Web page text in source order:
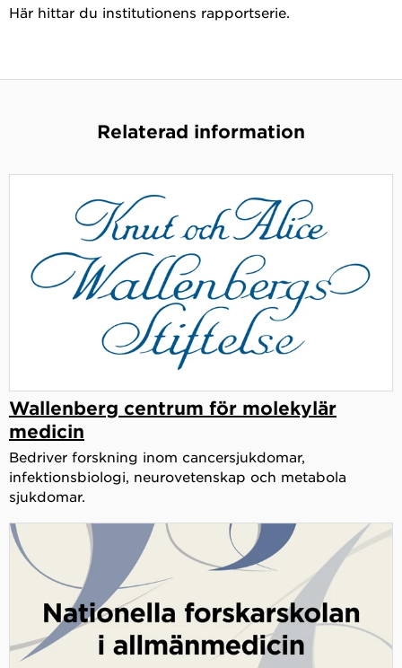
Här hittar du institutionens rapportserie.
Relaterad information
Wallenberg centrum för molekylär
medicin
Bedriver forskning inom cancersjukdomar,
infektionsbiologi, neurovetenskap och metabola
sjukdomar.